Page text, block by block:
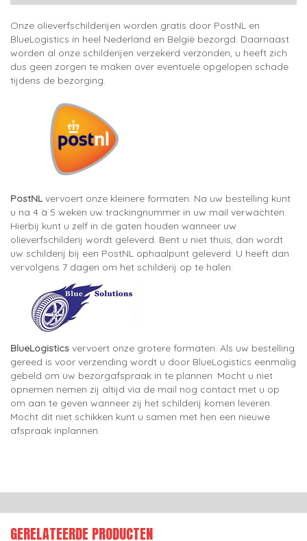
Onze olieverfschilderijen worden gratis door PostNL en
BlueLogistics in heel Nederland en België bezorgd. Daarnaast
worden al onze schilderijen verzekerd verzonden, u heeft zich
dus geen zorgen te maken over eventuele opgelopen schade
tijdens de bezorging.
PostNLvervoert onze kleinere formaten. Na uw bestelling kunt
u na 4 à 5 weken uw trackingnummer in uw mail verwachten.
Hierbij kunt u zelf in de gaten houden wanneer uw
olieverfschilderij wordt geleverd. Bent u niet thuis, dan wordt
uw schilderij bij een PostNL ophaalpunt geleverd. U heeft dan
vervolgens 7 dagen om het schilderij op te halen.
BlueLogistics vervoert onze grotere formaten. Als uw bestelling
gereed is voor verzending wordt u door BlueLogistics eenmalig
gebeld om uw bezorgafspraak in te plannen. Mocht u niet
opnemen nemen zij altijd via de mail nog contact met u op
om aan te geven wanneer zij het schilderij komen leveren.
Mocht dit niet schikken kunt u samen met hen een nieuwe
afspraak inplannen.
GERELATEERDE PRODUCTEN